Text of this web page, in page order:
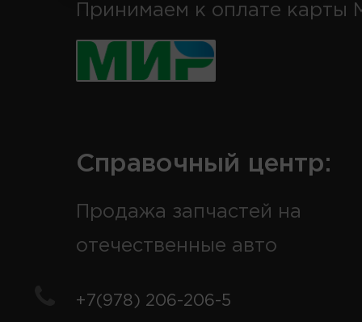
Принимаем к оплате карты
Справочный центр:
Продажа запчастей на
отечественные авто
+7(978) 206-206-5